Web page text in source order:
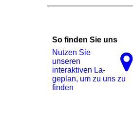
So finden Sie uns
Nutzen Sie
unseren
interaktiven La­
ge­plan, um zu uns zu
finden